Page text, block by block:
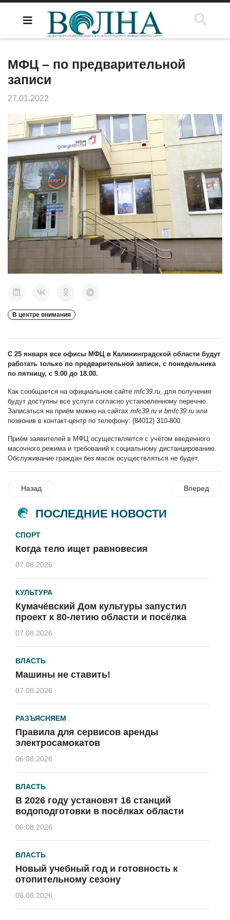
МФЦ – по предварительной
записи
27.01.2022
В центре внимания
С 25 января все офисы МФЦ в Калининградской области будут
работать только по предварительной записи, с понедельника
по пятницу, с 9.00 до 18.00.
Как сообщается на официальном сайте mfc39.ru , для получения
будут доступны все услуги согласно установленному перечню.
Записаться на приём можно на сайтах mfc39.ru и bmfc39.ru или
позвонив в контакт-центр по телефону: (84012) 310-800.
Приём заявителей в МФЦ осуществляется с учётом введенного
масочного режима и требований к социальному дистанцированию.
Обслуживание граждан без масок осуществляться не будет.
Назад Вперед
ПОСЛЕДНИЕ НОВОСТИ
СПОРТ
Когда тело ищет равновесия
07.08.2026
КУЛЬТУРА
Кумачёвский Дом культуры запустил
проект к 80-летию области и посёлка
07.08.2026
ВЛАСТЬ
Машины не ставить!
07.08.2026
РАЗЪЯСНЯЕМ
Правила для сервисов аренды
электросамокатов
06.08.2026
ВЛАСТЬ
В 2026 году установят 16 станций
водоподготовки в посёлках области
06.08.2026
ВЛАСТЬ
Новый учебный год и готовность к
отопительному сезону
06.08.2026